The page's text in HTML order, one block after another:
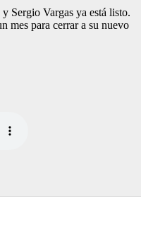
Sergio Vargas ya está listo.
mes para cerrar a su nuevo